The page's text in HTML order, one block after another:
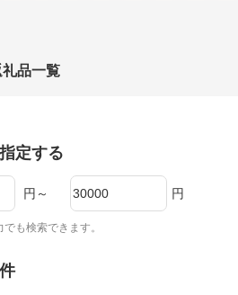
品一覧
定する
円～ 円
も検索できます。